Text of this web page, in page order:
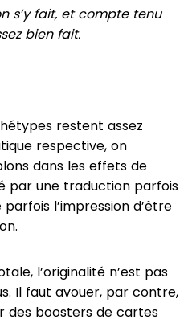
s’y fait, et compte tenu
bien fait.
restent assez
respective, on
dans les effets de
par une traduction parfois
l’impression d’être
l’originalité n’est pas
Il faut avouer, par contre,
des boosters de cartes